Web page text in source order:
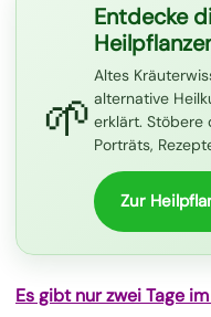
🌱
Entdecke
Altes
alternative
erklärt. Stöbere
Porträts,
Zur
Es gibt nur zwei Tage